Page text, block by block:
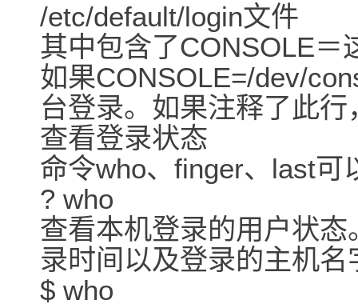
/etc/default/login文件
其中包含了CONSOLE
如果CONSOLE=/dev/
台登录。如果注释了此
查看登录状态
命令who、finger、last
? who
查看本机登录的用户状
录时间以及登录的主机名
$ who